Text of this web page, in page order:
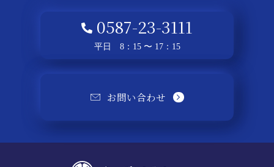
0587-23-3111
平日 8：15 〜 17：15
お問い合わせ